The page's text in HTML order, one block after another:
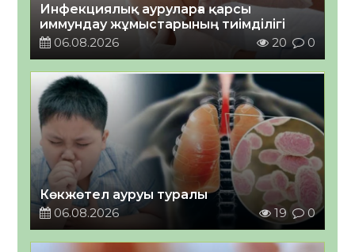
Инфекциялық ауруларға қарсы
иммундау жұмыстарының тиімділігі
06.08.2026
20 0
Көкжөтел ауруы туралы
06.08.2026
19 0